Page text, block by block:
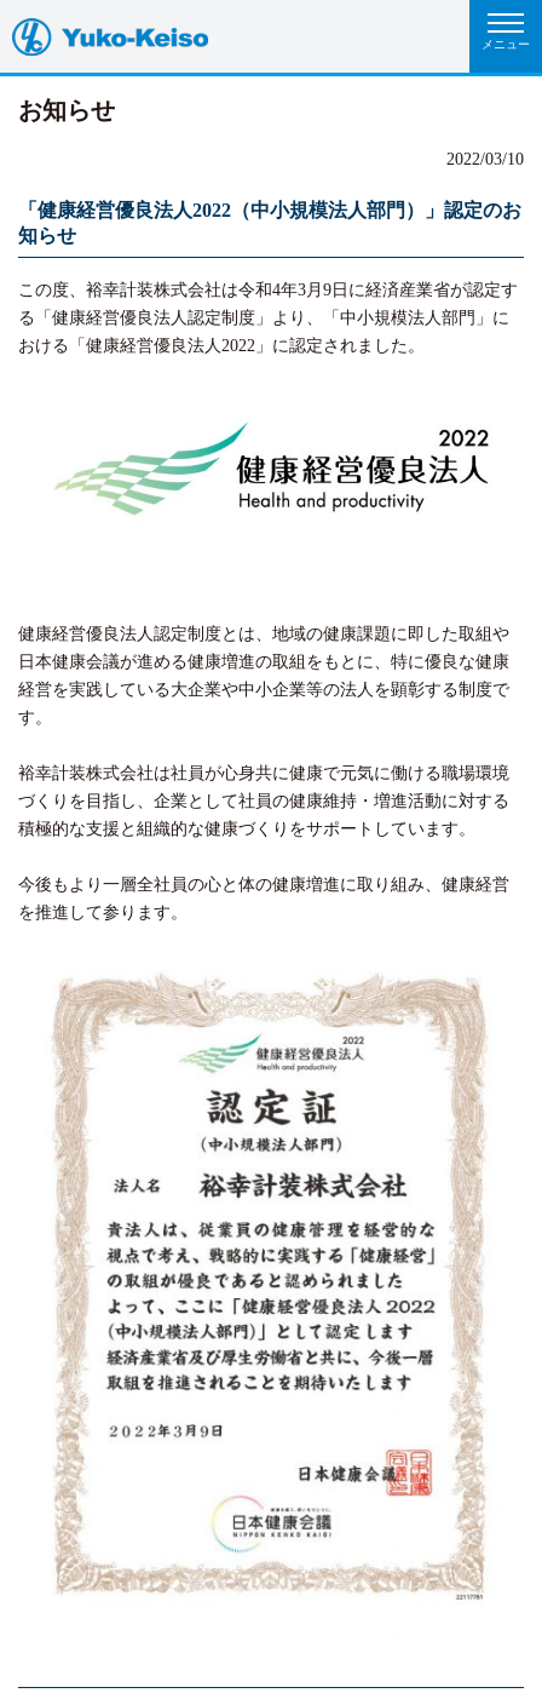
お知らせ
2022/03/10
「健康経営優良法人2022（中小規模法人部門）」認定のお
知らせ
この度、裕幸計装株式会社は令和4年3月9日に経済産業省が認定す
る「健康経営優良法人認定制度」より、「中小規模法人部門」に
おける「健康経営優良法人2022」に認定されました。
健康経営優良法人認定制度とは、地域の健康課題に即した取組や
日本健康会議が進める健康増進の取組をもとに、特に優良な健康
経営を実践している大企業や中小企業等の法人を顕彰する制度で
す。
裕幸計装株式会社は社員が心身共に健康で元気に働ける職場環境
づくりを目指し、企業として社員の健康維持・増進活動に対する
積極的な支援と組織的な健康づくりをサポートしています。
今後もより一層全社員の心と体の健康増進に取り組み、健康経営
を推進して参ります。